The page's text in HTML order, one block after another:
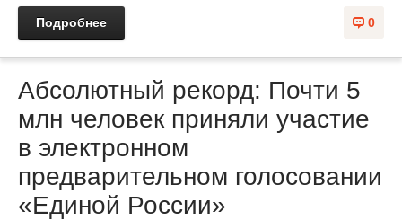
0
Подробнее
Абсолютный рекорд: Почти 5
млн человек приняли участие
в электронном
предварительном голосовании
«Единой России»